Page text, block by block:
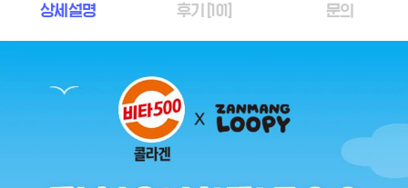
상세설명 후기 [101] 문의